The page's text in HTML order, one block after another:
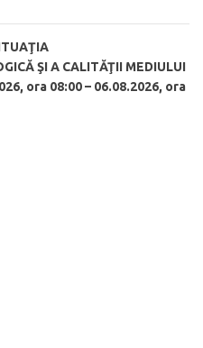
ŞI A CALITĂŢII MEDIULUI
ora 08:00 – 06.08.2026, ora